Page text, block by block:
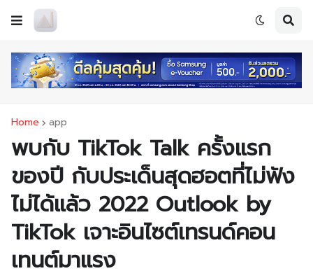
Home app
พบกับ TikTok Talk ครั้งแรก
ของปี กับประเด็นสุดฮอตที่ไม่ฟัง
ไม่ได้แล้ว 2022 Outlook by
TikTok เจาะอินไซต์เทรนด์คอน
เทนต์มาแรง